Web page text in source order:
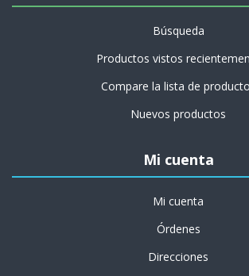
Búsqueda
Productos vistos
Compare la lista de
Nuevos productos
Mi cuenta
Mi cuenta
Órdenes
Direcciones